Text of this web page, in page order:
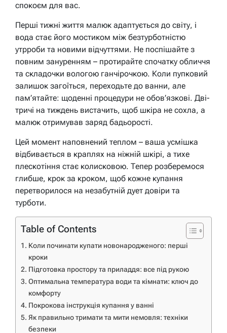
спокоєм для вас.
Перші тижні життя малюк адаптується до світу, і
вода стає його мостиком між безтурботністю
утрроби та новими відчуттями. Не поспішайте з
повним зануренням – протирайте спочатку обличчя
та складочки вологою ганчірочкою. Коли пупковий
залишок загоїться, переходьте до ванни, але
пам’ятайте: щоденні процедури не обов’язкові. Дві-
тричі на тиждень вистачить, щоб шкіра не сохла, а
малюк отримував заряд бадьорості.
Цей момент наповнений теплом – ваша усмішка
відбивається в краплях на ніжній шкірі, а тихе
плескотіння стає колисковою. Тепер розберемося
глибше, крок за кроком, щоб кожне купання
перетворилося на незабутній дует довіри та
турботи.
Table of Contents
Коли починати купати новонародженого: перші
кроки
Підготовка простору та приладдя: все під рукою
Оптимальна температура води та кімнати: ключ до
комфорту
Покрокова інструкція купання у ванні
Як правильно тримати та мити немовля: техніки
безпеки